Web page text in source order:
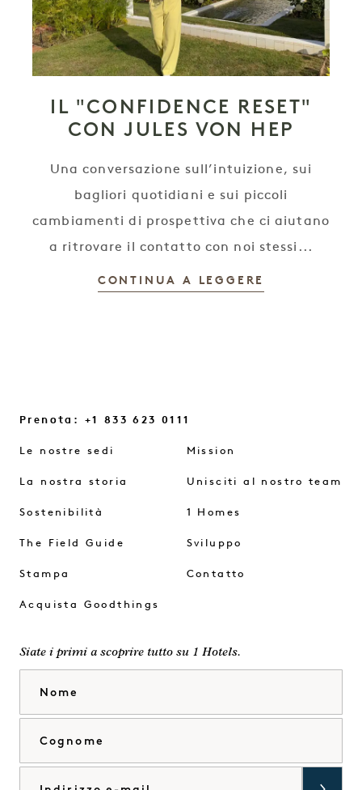
IL "CONFIDENCE RESET"
CON JULES VON HEP
Una conversazione sull’intuizione, sui
bagliori quotidiani e sui piccoli
cambiamenti di prospettiva che ci aiutano
a ritrovare il contatto con noi stessi...
CONTINUA A LEGGERE
Prenota: +1 833 623 0111
Le nostre sedi
La nostra storia
Sostenibilità
The Field Guide
Stampa
Acquista Goodthings
Mission
Unisciti al nostro team
1 Homes
Sviluppo
Contatto
Siate i primi a scoprire tutto su 1 Hotels.